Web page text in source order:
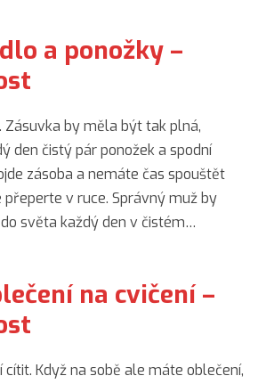
a ponožky –
Zásuvka by měla být tak plná,
den čistý pár ponožek a spodní
zásoba a nemáte čas spouštět
přeperte v ruce. Správný muž by
světa každý den v čistém…
na cvičení –
cítit. Když na sobě ale máte oblečení,